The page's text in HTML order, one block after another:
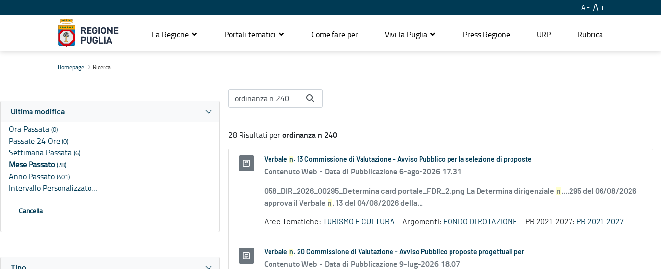
A A
La Regione Portali tematici Come fare per Vivi la Puglia Press Regione URP Rubrica
Homepage Ricerca
Ultima modifica
Ora Passata (0)
Passate 24 Ore (0)
Settimana Passata (6)
Mese Passato(28)
Anno Passato (401)
Intervallo Personalizzato…
Cancella
28 Risultati perordinanza n 240
Verbale n . 13 Commissione di Valutazione - Avviso Pubblico per la selezione di proposte
Contenuto Web - Data di Pubblicazione 6-ago-2026 17.31
058_DIR_2026_00295_Determina card portale_FDR_2.png La Determina dirigenziale n....295 del 06/08/2026
approva il Verbale n. 13 del 04/08/2026 della...
Aree Tematiche: TURISMO E CULTURA Argomenti: FONDO DI ROTAZIONE PR 2021-2027: PR 2021-2027
Verbale n . 20 Commissione di Valutazione - Avviso Pubblico proposte progettuali per
Contenuto Web - Data di Pubblicazione 9-lug-2026 18.07